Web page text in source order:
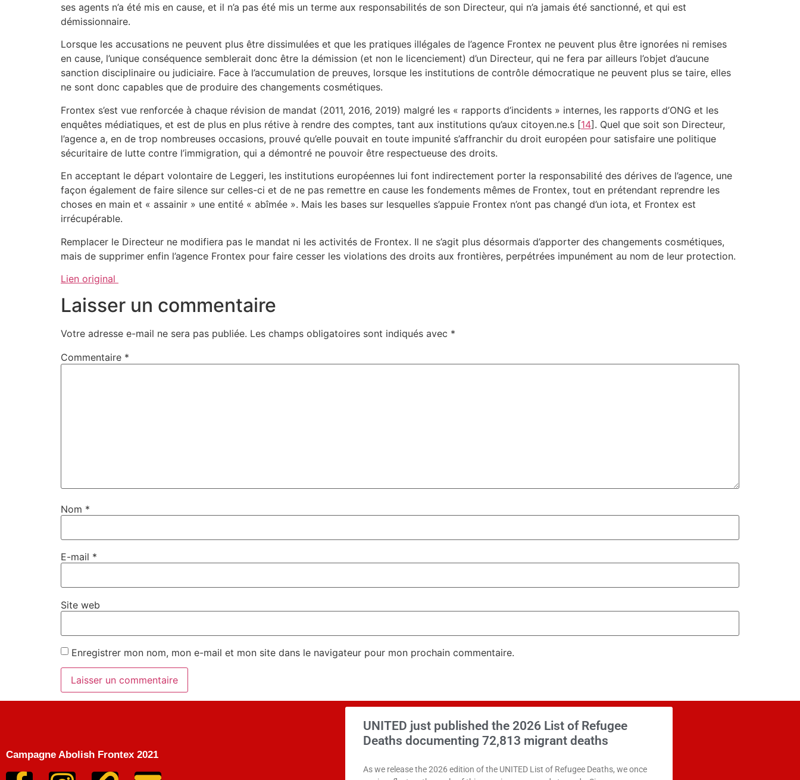
ses agents n’a été mis en cause, et il n’a pas été mis un terme aux responsabilités de son Directeur, qui n’a jamais été sanctionné, et qui est
démissionnaire.
Lorsque les accusations ne peuvent plus être dissimulées et que les pratiques illégales de l’agence Frontex ne peuvent plus être ignorées ni remises
en cause, l’unique conséquence semblerait donc être la démission (et non le licenciement) d’un Directeur, qui ne fera par ailleurs l’objet d’aucune
sanction disciplinaire ou judiciaire. Face à l’accumulation de preuves, lorsque les institutions de contrôle démocratique ne peuvent plus se taire, elles
ne sont donc capables que de produire des changements cosmétiques.
Frontex s’est vue renforcée à chaque révision de mandat (2011, 2016, 2019) malgré les « rapports d’incidents » internes, les rapports d’ONG et les
enquêtes médiatiques, et est de plus en plus rétive à rendre des comptes, tant aux institutions qu’aux citoyen.ne.s [14]. Quel que soit son Directeur,
l’agence a, en de trop nombreuses occasions, prouvé qu’elle pouvait en toute impunité s’affranchir du droit européen pour satisfaire une politique
sécuritaire de lutte contre l’immigration, qui a démontré ne pouvoir être respectueuse des droits.
En acceptant le départ volontaire de Leggeri, les institutions européennes lui font indirectement porter la responsabilité des dérives de l’agence, une
façon également de faire silence sur celles-ci et de ne pas remettre en cause les fondements mêmes de Frontex, tout en prétendant reprendre les
choses en main et « assainir » une entité « abîmée ». Mais les bases sur lesquelles s’appuie Frontex n’ont pas changé d’un iota, et Frontex est
irrécupérable.
Remplacer le Directeur ne modifiera pas le mandat ni les activités de Frontex. Il ne s’agit plus désormais d’apporter des changements cosmétiques,
mais de supprimer enfin l’agence Frontex pour faire cesser les violations des droits aux frontières, perpétrées impunément au nom de leur protection.
Lien original
Laisser un commentaire
Votre adresse e-mail ne sera pas publiée. Les champs obligatoires sont indiqués avec *
Commentaire *
Nom *
E-mail *
Site web
Enregistrer mon nom, mon e-mail et mon site dans le navigateur pour mon prochain commentaire.
Campagne Abolish Frontex 2021
UNITED just published the 2026 List of Refugee
Deaths documenting 72,813 migrant deaths
As we release the 2026 edition of the UNITED List of Refugee Deaths, we once